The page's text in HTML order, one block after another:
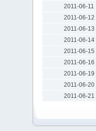
2011-06-11
2011-06-12
2011-06-13
2011-06-14
2011-06-15
2011-06-16
2011-06-19
2011-06-20
2011-06-21